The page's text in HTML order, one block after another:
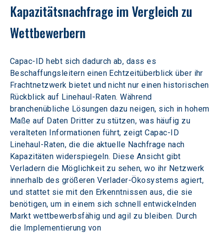
Kapazitätsnachfrage im Vergleich zu
Wettbewerbern
Capac-ID hebt sich dadurch ab, dass es
Beschaffungsleitern einen Echtzeitüberblick über ihr
Frachtnetzwerk bietet und nicht nur einen historischen
Rückblick auf Linehaul-Raten. Während
branchenübliche Lösungen dazu neigen, sich in hohem
Maße auf Daten Dritter zu stützen, was häufig zu
veralteten Informationen führt, zeigt Capac-ID
Linehaul-Raten, die die aktuelle Nachfrage nach
Kapazitäten widerspiegeln. Diese Ansicht gibt
Verladern die Möglichkeit zu sehen, wo ihr Netzwerk
innerhalb des größeren Verlader-Ökosystems agiert,
und stattet sie mit den Erkenntnissen aus, die sie
benötigen, um in einem sich schnell entwickelnden
Markt wettbewerbsfähig und agil zu bleiben. Durch
die Implementierung von